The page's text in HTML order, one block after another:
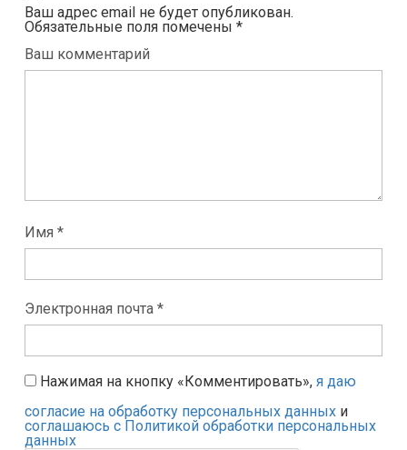
Ваш адрес email не будет опубликован.
Обязательные поля помечены *
Ваш комментарий
Имя *
Электронная почта *
Нажимая на кнопку «Комментировать», я даю
согласие на обработку персональных данных и
соглашаюсь с Политикой обработки персональных
данных